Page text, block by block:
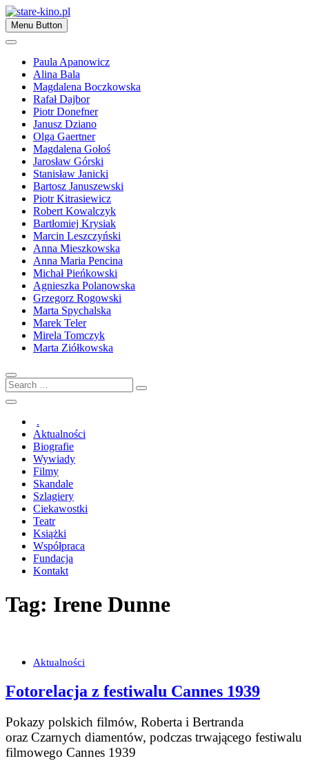
Skip
to
content
stare-kino.pl
Zapraszamy
Menu Button
Paula Apanowicz
Alina Bala
Magdalena Boczkowska
Rafał Dajbor
Piotr Donefner
Janusz Dziano
Olga Gaertner
Magdalena Gołoś
Jarosław Górski
Stanisław Janicki
Bartosz Januszewski
Piotr Kitrasiewicz
Robert Kowalczyk
Bartłomiej Krysiak
Marcin Leszczyński
Anna Mieszkowska
Anna Maria Pencina
Michał Pieńkowski
Agnieszka Polanowska
Grzegorz Rogowski
Marta Spychalska
Marek Teler
Mirela Tomczyk
Marta Ziółkowska
Search
…
.
Aktualności
Biografie
Wywiady
Filmy
Skandale
Szlagiery
Ciekawostki
Teatr
Książki
Współpraca
Fundacja
Kontakt
Tag: Irene Dunne
Aktualności
Fotorelacja z festiwalu Cannes 1939
Pokazy polskich filmów, Roberta i Bertranda
oraz Czarnych diamentów, podczas trwającego festiwalu
filmowego Cannes 1939